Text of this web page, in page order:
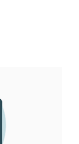
省去了第三方